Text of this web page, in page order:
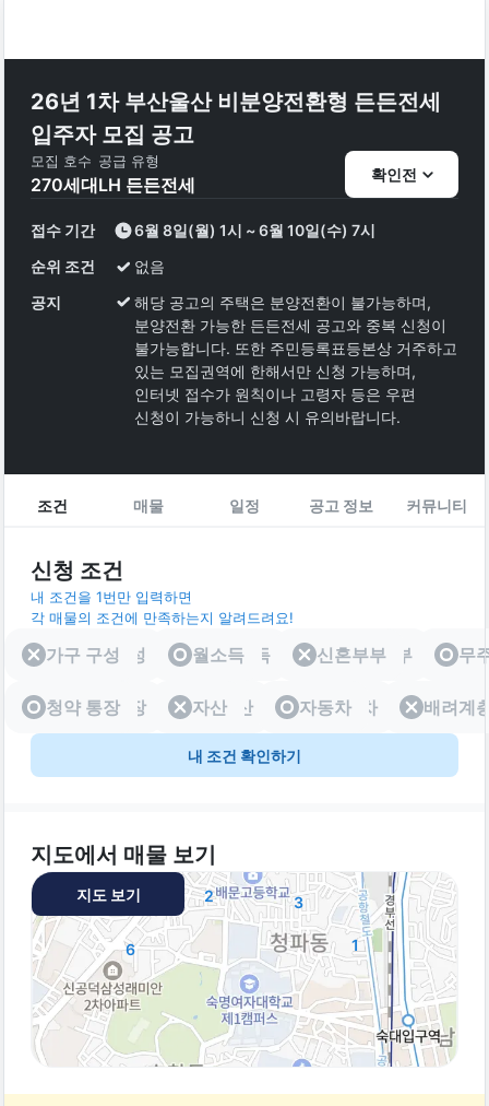
26년 1차 부산울산 비분양전환형 든든전세
입주자 모집 공고
모집 호수
270세대
공급 유형
LH 든든전세 확인전
접수 기간
6월 8일(월) 1시 ~ 6월 10일(수) 7시
순위 조건
없음
공지
해당 공고의 주택은 분양전환이 불가능하며,
분양전환 가능한 든든전세 공고와 중복 신청이
불가능합니다. 또한 주민등록표등본상 거주하고
있는 모집권역에 한해서만 신청 가능하며,
인터넷 접수가 원칙이나 고령자 등은 우편
신청이 가능하니 신청 시 유의바랍니다.
조건 매물 일정 공고 정보 커뮤니티
신청 조건
내 조건을 1번만 입력하면
각 매물의 조건에 만족하는지 알려드려요!
가구 구성 월소득 신혼부부
가구 구성 월소득 신혼부부 무
청약 통장 자산 자동차 배려
청약 통장 자산 자동차 배려계
내 조건 확인하기
지도에서 매물 보기
6
2 3
1
지도 보기